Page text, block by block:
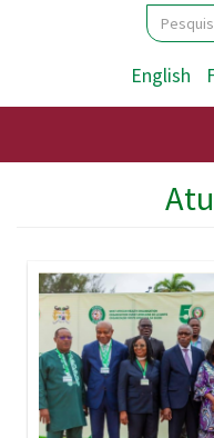
English
Imagem